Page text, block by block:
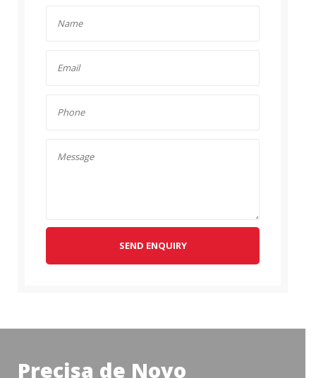
SEND ENQUIRY
Precisa de Novo